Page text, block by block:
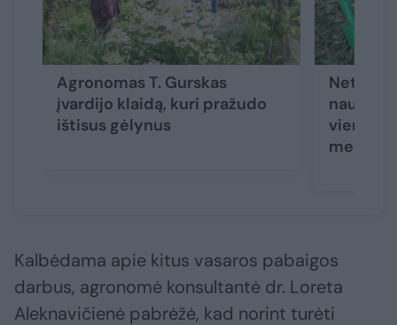
Agronomas T. Gurskas
įvardijo klaidą, kuri pražudo
ištisus gėlynus
Net ir
naujas
vienos
Kalbėdama apie kitus vasaros pabaigos
darbus, agronomė konsultantė dr. Loreta
Aleknavičienė pabrėžė, kad norint turėti